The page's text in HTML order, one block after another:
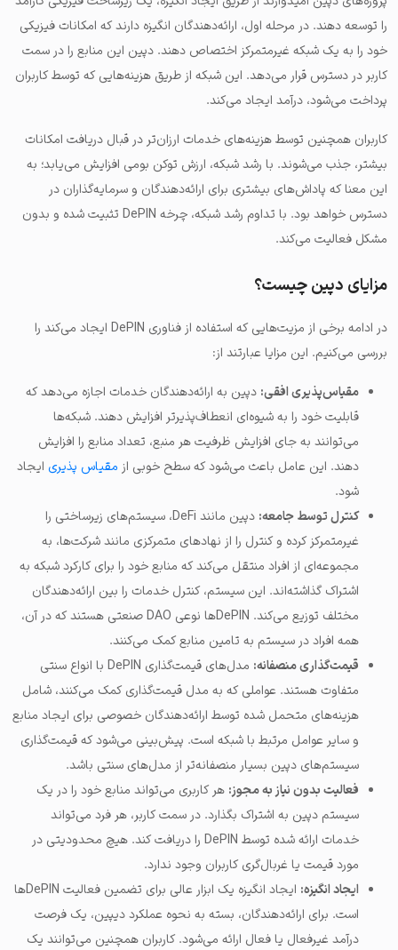
را توسعه دهند. در مرحله اول، ارائه‌دهندگان انگیزه دارند که امکانات فیزیکی
خود را به یک شبکه غیرمتمرکز اختصاص دهند. دپین این منابع را در سمت
کاربر در دسترس قرار می‌دهد. این شبکه از طریق هزینه‌هایی که توسط کاربران
پرداخت می‌شود، درآمد ایجاد می‌کند.
کاربران همچنین توسط هزینه‌های خدمات ارزان‌تر در قبال دریافت امکانات
بیشتر، جذب می‌شوند. با رشد شبکه، ارزش توکن بومی افزایش می‌یابد؛ به
این معنا که پاداش‌های بیشتری برای ارائه‌دهندگان و سرمایه‌گذاران در
دسترس خواهد بود. با تداوم رشد شبکه، چرخه DePIN تثبیت شده و بدون
مشکل فعالیت می‌کند.
مزایای دپین چیست؟
در ادامه برخی از مزیت‌هایی که استفاده از فناوری DePIN ایجاد می‌کند را
بررسی می‌کنیم. این مزایا عبارتند از:
مقیاس‌پذیری افقی: دپین به ارائه‌دهندگان خدمات اجازه می‌دهد که
قابلیت خود را به شیوه‌ای انعطاف‌پذیرتر افزایش دهند. شبکه‌ها
می‌توانند به جای افزایش ظرفیت هر منبع، تعداد منابع را افزایش
دهند. این عامل باعث می‌شود که سطح خوبی از مقیاس پذیری ایجاد
شود.
کنترل توسط جامعه:
دپین مانند DeFi، سیستم‌های زیرساختی را
غیرمتمرکز کرده و کنترل را از نهادهای متمرکزی مانند شرکت‌ها، به
مجموعه‌ای از افراد منتقل می‌کند که منابع خود را برای کارکرد شبکه به
اشتراک گذاشته‌اند. این سیستم، کنترل خدمات را بین ارائه‌دهندگان
مختلف توزیع می‌کند. DePINها نوعی DAO صنعتی هستند که در آن،
همه افراد در سیستم به تامین منابع کمک می‌کنند.
قیمت‌گذاری منصفانه:
مدل‌های قیمت‌گذاری DePIN با انواع سنتی
متفاوت هستند. عواملی که به مدل قیمت‌گذاری کمک می‌کنند، شامل
هزینه‌های متحمل شده توسط ارائه‌دهندگان خصوصی برای ایجاد منابع
و سایر عوامل مرتبط با شبکه است. پیش‌بینی می‌شود که قیمت‌گذاری
سیستم‌های دپین بسیار منصفانه‌تر از مدل‌های سنتی باشد.
فعالیت بدون نیاز به مجوز: هر کاربری می‌تواند منابع خود را در یک
سیستم دپین به اشتراک بگذارد. در سمت کاربر، هر فرد می‌تواند
خدمات ارائه شده توسط DePIN را دریافت کند. هیچ محدودیتی در
مورد قیمت یا غربال‌گری کاربران وجود ندارد.
ایجاد انگیزه:
ایجاد انگیزه یک ابزار عالی برای تضمین فعالیت DePINها
است. برای ارائه‌دهندگان، بسته به نحوه عملکرد دیپین، یک فرصت
درآمد غیرفعال یا فعال ارائه می‌شود. کاربران همچنین می‌توانند یک